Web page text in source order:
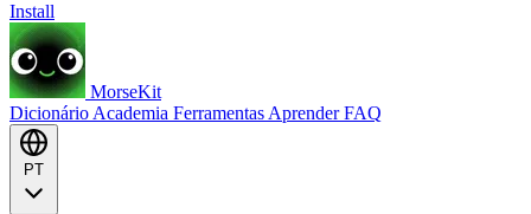
Install
MorseKit
Dicionário Academia Ferramentas AprenderFAQ